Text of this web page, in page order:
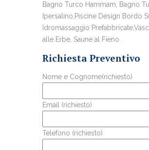
Bagno Turco Hammam, Bagno
Ipersalino,Piscine Design Bordo
Idromassaggio
alle Erbe, Saune al Fieno .
Richiesta Preventivo
Nome e Cognome(richiesto)
Email (richiesto)
Telefono (richiesto)